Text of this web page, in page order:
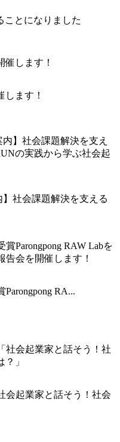
ことになりました
します！
】社会課題解決を支える
RA...
会起業家と話そう！社会